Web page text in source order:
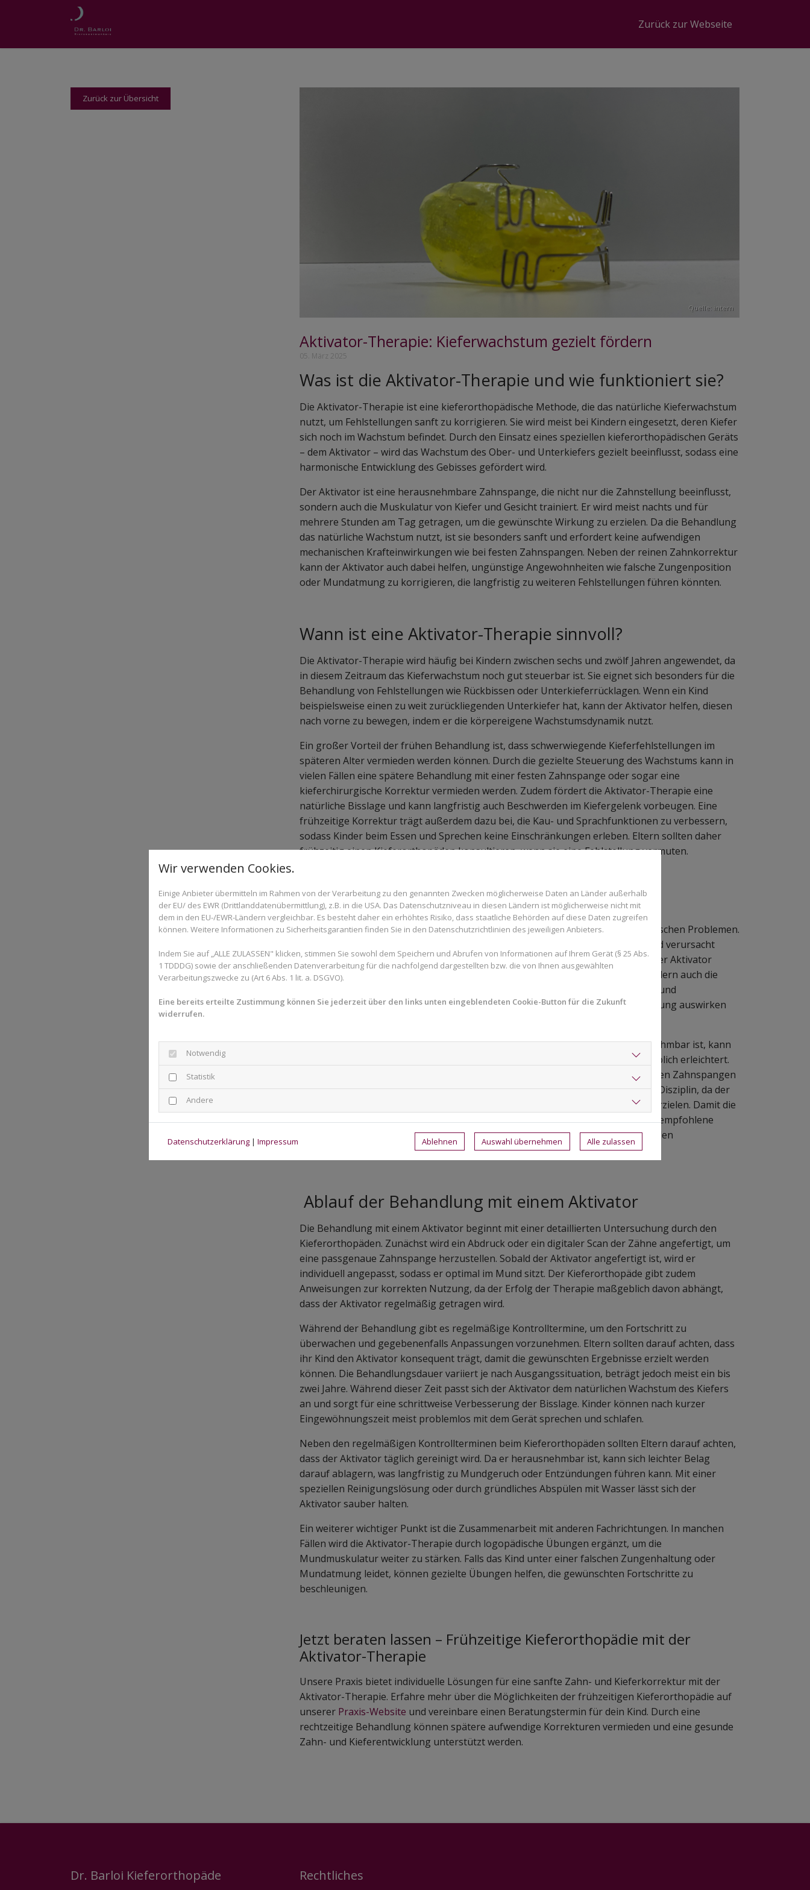
Zurück zur Webseite
Zurück zur Übersicht
Quelle: intern
Aktivator-Therapie: Kieferwachstum gezielt fördern
05. März 2025
Was ist die Aktivator-Therapie und wie funktioniert sie?
Die Aktivator-Therapie ist eine kieferorthopädische Methode, die das natürliche Kieferwachstum
nutzt, um Fehlstellungen sanft zu korrigieren. Sie wird meist bei Kindern eingesetzt, deren Kiefer
sich noch im Wachstum befindet. Durch den Einsatz eines speziellen kieferorthopädischen Geräts
– dem Aktivator – wird das Wachstum des Ober- und Unterkiefers gezielt beeinflusst, sodass eine
harmonische Entwicklung des Gebisses gefördert wird.
Der Aktivator ist eine herausnehmbare Zahnspange, die nicht nur die Zahnstellung beeinflusst,
sondern auch die Muskulatur von Kiefer und Gesicht trainiert. Er wird meist nachts und für
mehrere Stunden am Tag getragen, um die gewünschte Wirkung zu erzielen. Da die Behandlung
das natürliche Wachstum nutzt, ist sie besonders sanft und erfordert keine aufwendigen
mechanischen Krafteinwirkungen wie bei festen Zahnspangen. Neben der reinen Zahnkorrektur
kann der Aktivator auch dabei helfen, ungünstige Angewohnheiten wie falsche Zungenposition
oder Mundatmung zu korrigieren, die langfristig zu weiteren Fehlstellungen führen könnten.
Wann ist eine Aktivator-Therapie sinnvoll?
Die Aktivator-Therapie wird häufig bei Kindern zwischen sechs und zwölf Jahren angewendet, da
in diesem Zeitraum das Kieferwachstum noch gut steuerbar ist. Sie eignet sich besonders für die
Behandlung von Fehlstellungen wie Rückbissen oder Unterkieferrücklagen. Wenn ein Kind
beispielsweise einen zu weit zurückliegenden Unterkiefer hat, kann der Aktivator helfen, diesen
nach vorne zu bewegen, indem er die körpereigene Wachstumsdynamik nutzt.
Ein großer Vorteil der frühen Behandlung ist, dass schwerwiegende Kieferfehlstellungen im
späteren Alter vermieden werden können. Durch die gezielte Steuerung des Wachstums kann in
vielen Fällen eine spätere Behandlung mit einer festen Zahnspange oder sogar eine
kieferchirurgische Korrektur vermieden werden. Zudem fördert die Aktivator-Therapie eine
natürliche Bisslage und kann langfristig auch Beschwerden im Kiefergelenk vorbeugen. Eine
frühzeitige Korrektur trägt außerdem dazu bei, die Kau- und Sprachfunktionen zu verbessern,
sodass Kinder beim Essen und Sprechen keine Einschränkungen erleben. Eltern sollten daher
frühzeitig einen Kieferorthopäden konsultieren, wenn sie eine Fehlstellung vermuten.
Vorteile der Aktivator-Therapie
Die Aktivator-Therapie bietet zahlreiche Vorteile für Kinder mit kieferorthopädischen Problemen.
Da sie auf die natürliche Wachstumsphase setzt, ist sie besonders schonend und verursacht
weniger Druck oder Schmerzen als andere kieferorthopädische Maßnahmen. Der Aktivator
ermöglicht eine ganzheitliche Behandlung, die nicht nur die Zähne bewegt, sondern auch die
Kiefer- und Gesichtsmuskulatur stärkt. Dies trägt zu einer verbesserten Mund- und
Kieferfunktion bei, was sich auch positiv auf die Sprachentwicklung und die Atmung auswirken
Ein weiterer Vorteil liegt in der Flexibilität des Geräts. Da der Aktivator herausnehmbar ist, kann
das Kind ihn beim Essen und Zähneputzen ablegen, was die Mundhygiene erheblich erleichtert.
Dies minimiert das Risiko für Karies oder Zahnfleischentzündungen, die bei festen Zahnspangen
häufiger auftreten können. Gleichzeitig erfordert die Behandlung eine gewisse Disziplin, da der
Aktivator regelmäßig getragen werden muss, um die gewünschte Wirkung zu erzielen. Damit die
Therapie erfolgreich verläuft, sollten Eltern ihre Kinder dabei unterstützen, die empfohlene
Tragedauer einzuhalten und regelmäßige Kontrolltermine beim Kieferorthopäden
Ablauf der Behandlung mit einem Aktivator
Die Behandlung mit einem Aktivator beginnt mit einer detaillierten Untersuchung durch den
Kieferorthopäden. Zunächst wird ein Abdruck oder ein digitaler Scan der Zähne angefertigt, um
eine passgenaue Zahnspange herzustellen. Sobald der Aktivator angefertigt ist, wird er
individuell angepasst, sodass er optimal im Mund sitzt. Der Kieferorthopäde gibt zudem
Anweisungen zur korrekten Nutzung, da der Erfolg der Therapie maßgeblich davon abhängt,
dass der Aktivator regelmäßig getragen wird.
Während der Behandlung gibt es regelmäßige Kontrolltermine, um den Fortschritt zu
überwachen und gegebenenfalls Anpassungen vorzunehmen. Eltern sollten darauf achten, dass
ihr Kind den Aktivator konsequent trägt, damit die gewünschten Ergebnisse erzielt werden
können. Die Behandlungsdauer variiert je nach Ausgangssituation, beträgt jedoch meist ein bis
zwei Jahre. Während dieser Zeit passt sich der Aktivator dem natürlichen Wachstum des Kiefers
an und sorgt für eine schrittweise Verbesserung der Bisslage. Kinder können nach kurzer
Eingewöhnungszeit meist problemlos mit dem Gerät sprechen und schlafen.
Neben den regelmäßigen Kontrollterminen beim Kieferorthopäden sollten Eltern darauf achten,
dass der Aktivator täglich gereinigt wird. Da er herausnehmbar ist, kann sich leichter Belag
darauf ablagern, was langfristig zu Mundgeruch oder Entzündungen führen kann. Mit einer
speziellen Reinigungslösung oder durch gründliches Abspülen mit Wasser lässt sich der
Aktivator sauber halten.
Ein weiterer wichtiger Punkt ist die Zusammenarbeit mit anderen Fachrichtungen. In manchen
Fällen wird die Aktivator-Therapie durch logopädische Übungen ergänzt, um die
Mundmuskulatur weiter zu stärken. Falls das Kind unter einer falschen Zungenhaltung oder
Mundatmung leidet, können gezielte Übungen helfen, die gewünschten Fortschritte zu
beschleunigen.
Jetzt beraten lassen – Frühzeitige Kieferorthopädie mit der
Aktivator-Therapie
Unsere Praxis bietet individuelle Lösungen für eine sanfte Zahn- und Kieferkorrektur mit der
Aktivator-Therapie. Erfahre mehr über die Möglichkeiten der frühzeitigen Kieferorthopädie auf
unserer Praxis-Website und vereinbare einen Beratungstermin für dein Kind. Durch eine
rechtzeitige Behandlung können spätere aufwendige Korrekturen vermieden und eine gesunde
Zahn- und Kieferentwicklung unterstützt werden.
Dr. Barloi Kieferorthopäde Rechtliches
Wir verwenden Cookies.
Einige Anbieter übermitteln im Rahmen von der Verarbeitung zu den genannten Zwecken möglicherweise Daten an Länder außerhalb
der EU/ des EWR (Drittlanddatenübermittlung), z.B. in die USA. Das Datenschutzniveau in diesen Ländern ist möglicherweise nicht mit
dem in den EU-/EWR-Ländern vergleichbar. Es besteht daher ein erhöhtes Risiko, dass staatliche Behörden auf diese Daten zugreifen
können. Weitere Informationen zu Sicherheitsgarantien finden Sie in den Datenschutzrichtlinien des jeweiligen Anbieters.
Indem Sie auf „ALLE ZULASSEN" klicken, stimmen Sie sowohl dem Speichern und Abrufen von Informationen auf Ihrem Gerät (§ 25 Abs.
1 TDDDG) sowie der anschließenden Datenverarbeitung für die nachfolgend dargestellten bzw. die von Ihnen ausgewählten
Verarbeitungszwecke zu (Art 6 Abs. 1 lit. a. DSGVO).
Eine bereits erteilte Zustimmung können Sie jederzeit über den links unten eingeblendeten Cookie-Button für die Zukunft
widerrufen.
Notwendig
Statistik
Andere
Datenschutzerklärung | Impressum Ablehnen Auswahl übernehmen Alle zulassen